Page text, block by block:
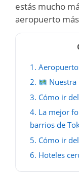
estás mucho
aeropuerto
1.
2.
Nuestra
3. Cómo ir
4. La mejor
barrios de
5. Cómo ir
6. Hoteles